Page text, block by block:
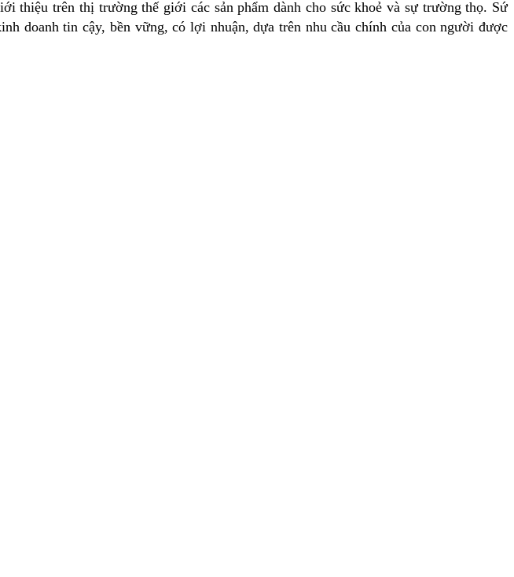
thiệu trên thị trường thế giới các sản phẩm dành cho sức khoẻ và sự trường thọ. Sứ
doanh tin cậy, bền vững, có lợi nhuận, dựa trên nhu cầu chính của con người được